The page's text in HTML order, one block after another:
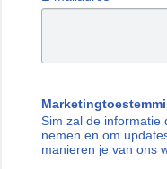
Sim zal de informatie
nemen en om
manieren je van ons